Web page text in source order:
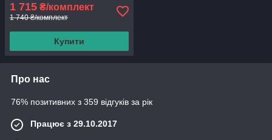
1 715 ₴/комплект
1 740 ₴/комплект
Купити
Про нас
76% позитивних з 359 відгуків за рік
Працює з 29.10.2017